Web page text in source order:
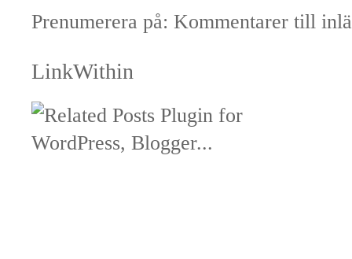
Prenumerera på: Kommentarer till
LinkWithin